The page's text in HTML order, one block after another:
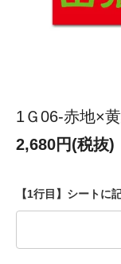
1Ｇ06-赤地×
2,680円(税抜)
【1行目】シートに